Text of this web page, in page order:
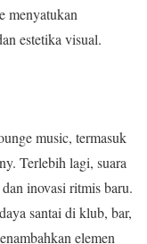
menyatukan
estetika visual.
music, termasuk
Terlebih lagi, suara
inovasi ritmis baru.
santai di klub, bar,
elemen